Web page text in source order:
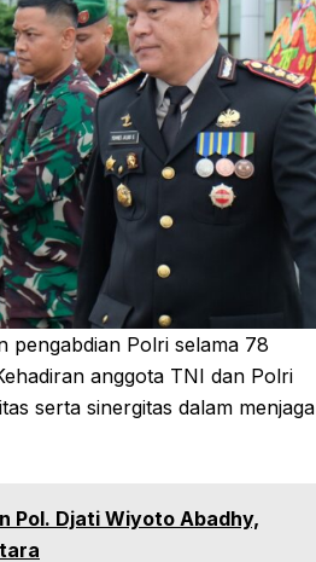
pengabdian Polri selama 78
anggota TNI dan Polri
serta sinergitas dalam menjaga
Pol. Djati Wiyoto Abadhy,